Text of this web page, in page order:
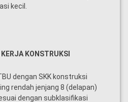
kecil.
KONSTRUKSI
dengan SKK konstruksi
rendah jenjang 8 (delapan)
dengan subklasifikasi